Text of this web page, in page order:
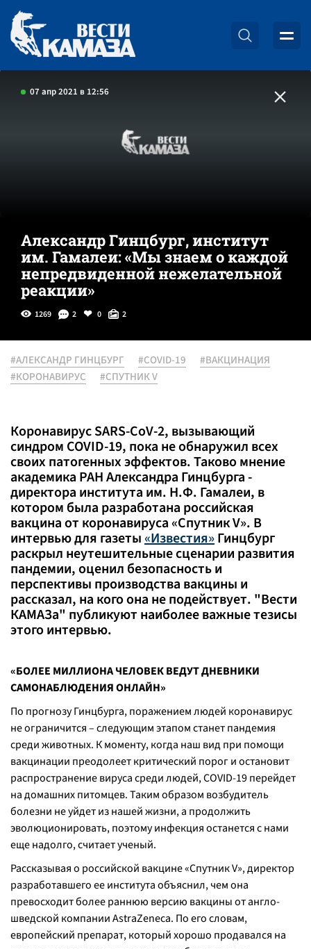
07 апр 2021 в 12:56
Александр Гинцбург, институт
им. Гамалеи: «Мы знаем о каждой
непредвиденной нежелательной
реакции»
1269 2 0 2
#АЛЕКСАНДР ГИНЦБУРГ #COVID-19
#ВАКЦИНАЦИЯ
#КОРОНАВИРУС
#СПУТНИК V
Коронавирус SARS-CoV-2, вызывающий
синдром COVID-19, пока не обнаружил всех
своих патогенных эффектов. Таково мнение
академика РАН Александра Гинцбурга-
директора института им. Н.Ф. Гамалеи, в
котором была разработана российская
вакцина от коронавируса «Спутник V». В
интервью для газеты «Известия»Гинцбург
раскрыл неутешительные сценарии развития
пандемии, оценил безопасность и
перспективы производства вакцины и
рассказал, на кого она не подействует. "Вести
КАМАЗа" публикуют наиболее важные тезисы
этого интервью.
«БОЛЕЕ МИЛЛИОНА ЧЕЛОВЕК ВЕДУТ ДНЕВНИКИ
САМОНАБЛЮДЕНИЯ ОНЛАЙН»
По прогнозу Гинцбурга, поражением людей коронавирус
не ограничится – следующим этапом станет пандемия
среди животных. К моменту, когда наш вид при помощи
вакцинации преодолеет критический порог и остановит
распространение вируса среди людей, COVID-19 перейдет
на домашних питомцев. Таким образом возбудитель
болезни не уйдет из нашей жизни, а продолжить
эволюционировать, поэтому инфекция останется с нами
еще надолго, считает ученый.
Рассказывая о российской вакцине «Спутник V», директор
разработавшего ее института объяснил, чем она
превосходит более раннюю версию вакцины от англо-
шведской компании AstraZeneca. По его словам,
европейский препарат, который хорошо продавался на